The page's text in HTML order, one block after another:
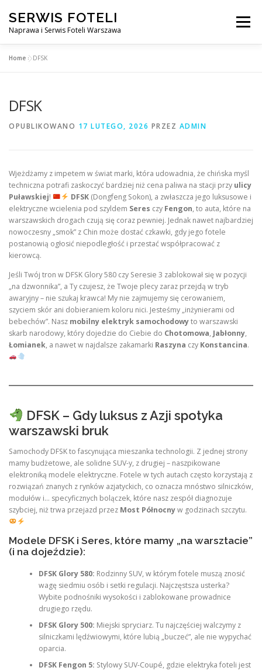
treści
SERWIS FOTELI
Naprawa i Serwis Foteli Warszawa
Menu
CENNIK USŁUG
Home »DFSK
DFSK
OPUBLIKOWANO 17 LUTEGO, 2026 PRZEZ ADMIN
Wjeżdżamy z impetem w świat marki, która udowadnia, że chińska myśl
techniczna potrafi zaskoczyć bardziej niż cena paliwa na stacji przy ulicy
Puławskiej! DFSK(Dongfeng Sokon), a zwłaszcza jego luksusowe i
elektryczne wcielenia pod szyldem Seres czy Fengon, to auta, które na
warszawskich drogach czują się coraz pewniej. Jednak nawet najbardziej
nowoczesny „smok” z Chin może dostać czkawki, gdy jego fotele
postanowią ogłosić niepodległość i przestać współpracować z
kierowcą.
Jeśli Twój tron w DFSK Glory 580 czy Seresie 3 zablokował się w pozycji
„na dzwonnika”, a Ty czujesz, że Twoje plecy zaraz przejdą w tryb
awaryjny – nie szukaj krawca! My nie zajmujemy się cerowaniem,
szyciem skór ani dobieraniem koloru nici. Jesteśmy „inżynierami od
bebechów”. Nasz mobilny elektryk samochodowyto warszawski
skarb narodowy, który dojedzie do Ciebie do Chotomowa, Jabłonny,
Łomianek, a nawet w najdalsze zakamarki Raszyna czy Konstancina.
DFSK – Gdy luksus z Azji spotyka
warszawski bruk
Samochody DFSK to fascynująca mieszanka technologii. Z jednej strony
mamy budżetowe, ale solidne SUV-y, z drugiej – naszpikowane
elektroniką modele elektryczne. Fotele w tych autach często korzystają z
rozwiązań znanych z rynków azjatyckich, co oznacza mnóstwo silniczków,
modułów i… specyficznych bolączek, które nasz zespół diagnozuje
szybciej, niż trwa przejazd przez Most Północnyw godzinach szczytu.
Modele DFSK i Seres, które mamy „na warsztacie”
(i na dojeździe):
DFSK Glory 580: Rodzinny SUV, w którym fotele muszą znosić
wagę siedmiu osób i setki regulacji. Najczęstsza usterka?
Wybite podnośniki wysokości i zablokowane prowadnice
drugiego rzędu.
DFSK Glory 500: Miejski spryciarz. Tu najczęściej walczymy z
silniczkami lędźwiowymi, które lubią „buczeć”, ale nie wypychać
oparcia.
DFSK Fengon 5: Stylowy SUV-Coupé, gdzie elektryka foteli jest